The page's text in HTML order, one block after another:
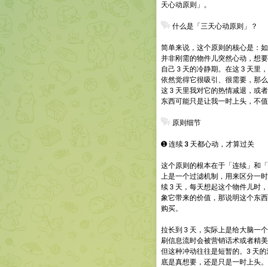
天心动原则」。
❓什么是「三天心动原则」？
简单来说，这个原则的核心是：
并非刚需的物件儿突然心动，想
自己 3 天的冷静期。在这 3 天里
依然觉得它很吸引、很需要，那
这 3 天里我对它的热情减退，或
东西可能只是让我一时上头，不值
❓原则细节
➊连续 3 天都心动，才算过关
这个原则的根本在于「连续」和
上是一个过滤机制，用来区分一
续 3 天，每天想起这个物件儿时
象它带来的价值，那说明这个东
购买。
拉长到 3 天，实际上是给大脑一
刷信息流时会被营销话术或者精
但这种冲动往往是短暂的。3 天
底是真想要，还是只是一时上头。